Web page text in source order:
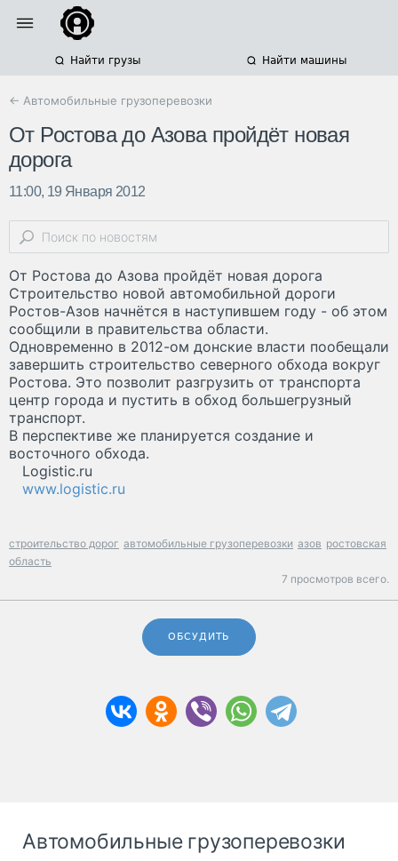
Найти грузы Найти машины
← Автомобильные грузоперевозки
От Ростова до Азова пройдёт новая
дорога
11:00, 19 Января 2012
От Ростова до Азова пройдёт новая дорога
Строительство новой автомобильной дороги
Ростов-Азов начнётся в наступившем году - об этом
сообщили в правительства области.
Одновременно в 2012-ом донские власти пообещали
завершить строительство северного обхода вокруг
Ростова. Это позволит разгрузить от транспорта
центр города и пустить в обход большегрузный
транспорт.
В перспективе же планируется создание и
восточного обхода.
Logistic.ru
www.logistic.ru
строительство дорог автомобильные грузоперевозки азов ростовская
область
7 просмотров всего.
ОБСУДИТЬ
Автомобильные грузоперевозки